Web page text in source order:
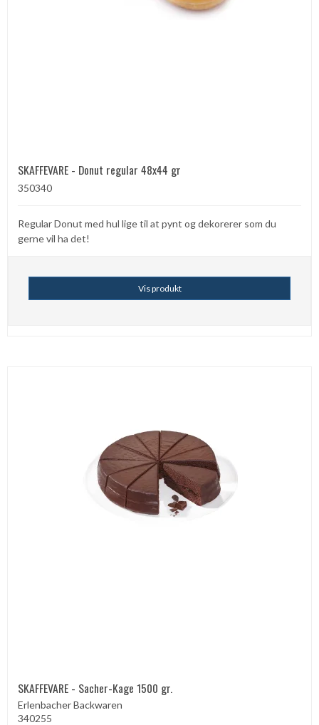
SKAFFEVARE - Donut regular 48x44 gr
350340
Regular Donut med hul lige til at pynt og dekorerer som du
gerne vil ha det!
Vis produkt
SKAFFEVARE - Sacher-Kage 1500 gr.
Erlenbacher Backwaren
340255